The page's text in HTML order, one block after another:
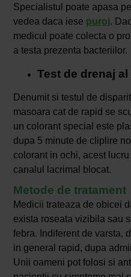
Specialistul poate apasa
vedea daca iese puroi.
medicul poate colecta o
a testa prezenta bacteriilor.
Test de drenaj
Denumit si testul de
masoara cat de rapid se
un colorant special este
dupa 5 minute de cliplire
colorant in ochi, acest
canalul lacrimal blocat.
Metode de tratament
Medicii trateaza de obicei
exista roseata vizibila sau
febra. Indiferent de varsta,
in general rapid, dupa
Unii oameni pot folosi si